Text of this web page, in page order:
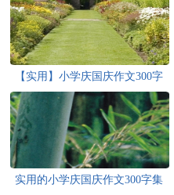
【实用】小学庆国庆作文300字
汇编7篇
实用的小学庆国庆作文300字集